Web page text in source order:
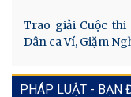
Trao giải Cuộc thi
Dân ca Ví, Giặm
PHÁP LUẬT - BẠN